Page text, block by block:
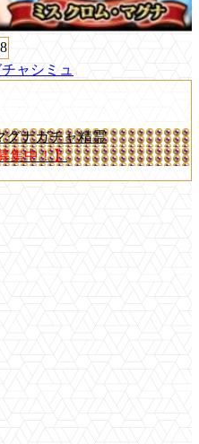
ャシミュ
グナガチャ精霊
集中！】